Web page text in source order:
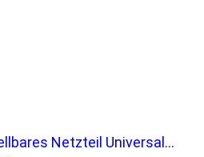
Netzteil Universal...